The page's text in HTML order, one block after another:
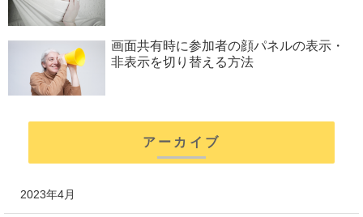
画面共有時に参加者の顔パネルの表示・
非表示を切り替える方法
アーカイブ
2023年4月